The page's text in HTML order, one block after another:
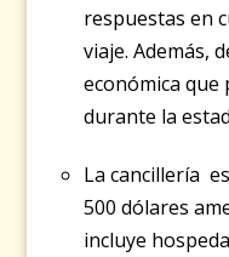
respuestas en
viaje. Además,
económica
durante la
La cancillería
500 dólares
incluye